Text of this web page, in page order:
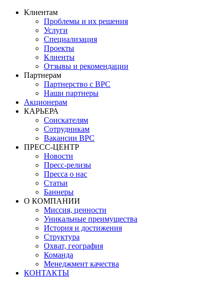
Клиентам
Проблемы и их решения
Услуги
Специализация
Проекты
Клиенты
Отзывы и рекомендации
Партнерам
Партнерство с BPC
Наши партнеры
Акционерам
КАРЬЕРА
Соискателям
Сотрудникам
Вакансии BPC
ПРЕСС-ЦЕНТР
Новости
Пресс-релизы
Пресса о нас
Статьи
Баннеры
О КОМПАНИИ
Миссия, ценности
Уникальные преимущества
История и достижения
Структура
Охват, география
Команда
Менеджмент качества
КОНТАКТЫ